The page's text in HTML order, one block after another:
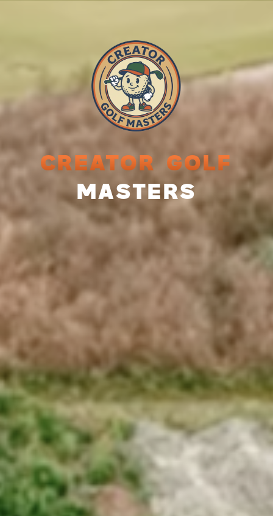
CREATOR GOLF
MASTERS